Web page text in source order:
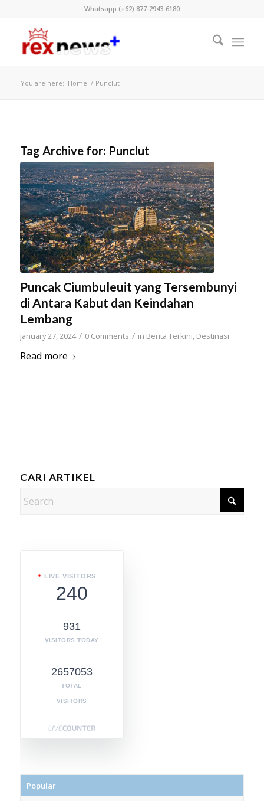
Whatsapp (+62) 877-2943-6180
You are here: Home / Punclut
Tag Archive for: Punclut
Puncak Ciumbuleuit yang Tersembunyi
di Antara Kabut dan Keindahan
Lembang
January 27, 2024 / 0 Comments / in Berita Terkini, Destinasi
Read more
CARI ARTIKEL
LIVE VISITORS
240
931
VISITORS TODAY
2657053
TOTAL
VISITORS
Popular